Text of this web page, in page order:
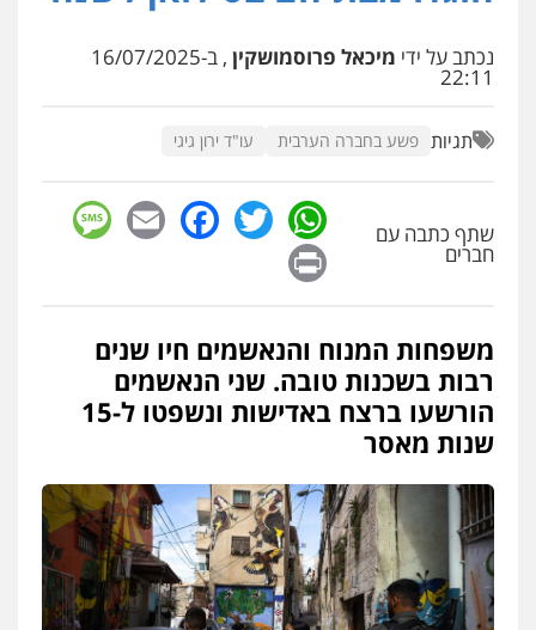
פלילי צבאי מעצרים וחקירות
כלכלי אלימות סמים מעצרים
0525544654
0507206063
עו"ד זוהר ארבל
0538788878
עו"ד אסף דוק
פלילי עבירות מין סמים והימורים פשיעה
חמורה חקירות ומעצרים צווארון לבן והונאה
נכתב על ידי מיכאל פרוסמושקין , ב-16/07/2025
22:11
תגיות פשע בחברה הערבית עו"ד ירון גיגי
שתף כתבה עם
חברים
WhatsApp
Twitter
Facebook
Email
משפחות המנוח והנאשמים חיו שנים
רבות בשכנות טובה. שני הנאשמים
הורשעו ברצח באדישות ונשפטו ל-15
שנות מאסר